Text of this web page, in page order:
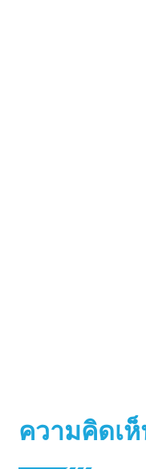
ความคิดเ